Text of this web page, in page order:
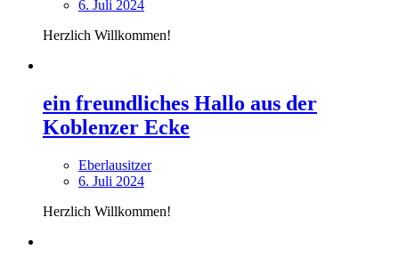
6. Juli 2024
Herzlich Willkommen!
ein freundliches Hallo aus der
Koblenzer Ecke
Eberlausitzer
6. Juli 2024
Herzlich Willkommen!